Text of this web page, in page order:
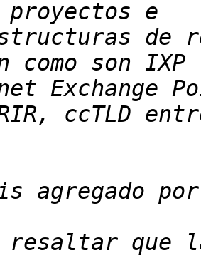
de
Exchange
resaltar que